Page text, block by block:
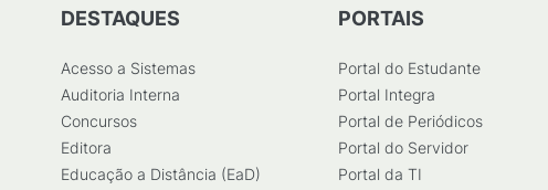
DESTAQUES
Acesso a Sistemas
Auditoria Interna
Concursos
Editora
Educação a Distância (EaD)
PORTAIS
Portal do Estudante
Portal Integra
Portal de Periódicos
Portal do Servidor
Portal da TI